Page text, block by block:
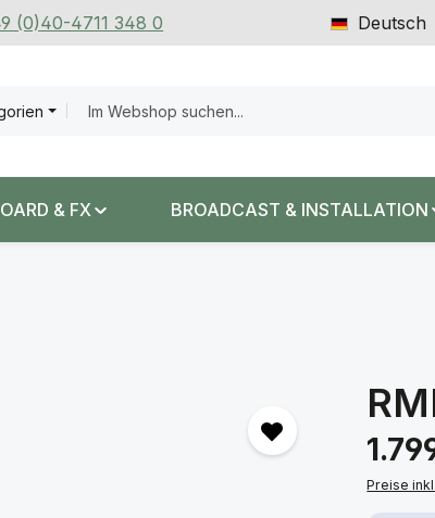
(0)40-4711 348 0 Deutsch
& FX BROADCAST & INSTALLATION
Preise